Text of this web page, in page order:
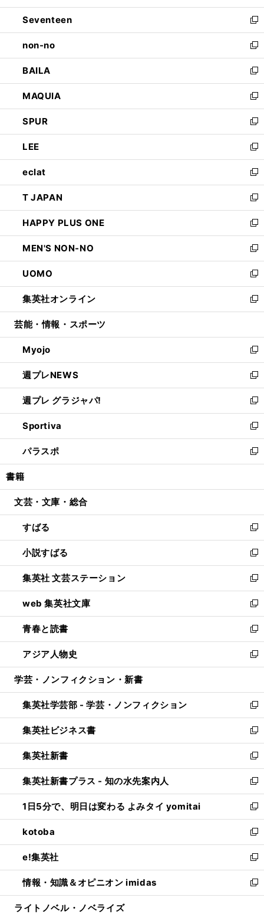
開
く
ウ
で
開
く
ン
ド
ウ
で
開
く
Seventeen
新
し
い
ウ
ィ
ン
ド
ウ
で
開
く
non-no
新
し
い
ウ
ィ
ン
ド
ウ
で
開
く
BAILA
新
し
い
ウ
ィ
ン
ド
ウ
で
開
く
MAQUIA
新
し
い
ウ
ィ
ン
ド
ウ
で
開
く
SPUR
新
し
い
ウ
ィ
ン
ド
ウ
で
開
く
LEE
新
し
い
ウ
ィ
ン
ド
ウ
で
開
く
eclat
新
し
い
ウ
ィ
ン
ド
ウ
で
開
く
T JAPAN
新
し
い
ウ
ィ
ン
ド
ウ
で
開
HAPPY PLUS ONE
新
し
い
ウ
ィ
ン
ド
ウ
開
く
MEN'S NON-NO
新
し
い
ウ
ィ
ン
ウ
で
開
く
UOMO
新
し
い
ウ
ン
ド
ウ
で
開
く
集英社オンライン
新
し
ウ
ィ
ン
ド
ウ
で
開
く
芸能・情報・スポーツ
Myojo
新
し
い
ウ
ィ
ン
ド
ウ
で
開
週プレNEWS
新
し
い
ウ
ィ
ン
ド
ウ
開
週プレ グラジャパ!
新
し
い
ウ
ィ
ン
ウ
開
く
Sportiva
新
し
い
ウ
ン
ウ
で
開
く
パラスポ
新
し
ウ
ン
ド
ウ
で
開
く
書籍
文芸・文庫・総合
すばる
新
し
い
ウ
ィ
ン
ド
ウ
で
開
く
小説すばる
新
し
い
ウ
ィ
ン
ド
ウ
で
開
集英社 文芸ステーション
新
し
い
ウ
ィ
ン
ド
ウ
開
く
web 集英社文庫
新
し
い
ウ
ィ
ン
ウ
で
開
く
青春と読書
新
し
い
ウ
ン
ド
ウ
で
開
く
アジア人物史
新
し
ウ
ィ
ン
ド
ウ
で
開
く
学芸・ノンフィクション・新書
集英社学芸部 - 学芸・ノンフィクション
新
し
い
ウ
ィ
ン
ド
ウ
で
開
く
集英社ビジネス書
新
し
い
ウ
ィ
ン
ド
ウ
で
開
く
集英社新書
新
し
い
ウ
ィ
ン
ド
ウ
で
開
く
集英社新書プラス - 知の水先案内人
新
し
い
ウ
ィ
ン
ド
ウ
で
開
1日5分で、明日は変わる よみタイ yomitai
新
し
い
ウ
ィ
ン
ド
ウ
kotoba
新
し
い
ウ
ィ
ン
e!集英社
新
し
い
ウ
情報・知識＆オピニオン imidas
新
し
ライトノベル・ノベライズ